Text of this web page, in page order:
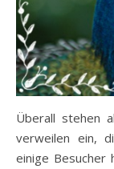
Überall stehen
verweilen ein,
einige Besucher